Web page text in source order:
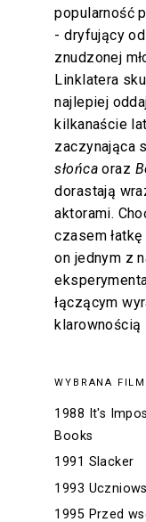
popularność
- dryfujący
znudzonej
Linklatera
najlepiej
kilkanaście
zaczynająca
słońcaoraz
dorastają
aktorami.
czasem
on jednym z
łączącym
WYBRANA
1988 It's
Books
1991 Slacker
1993
1995 Przed